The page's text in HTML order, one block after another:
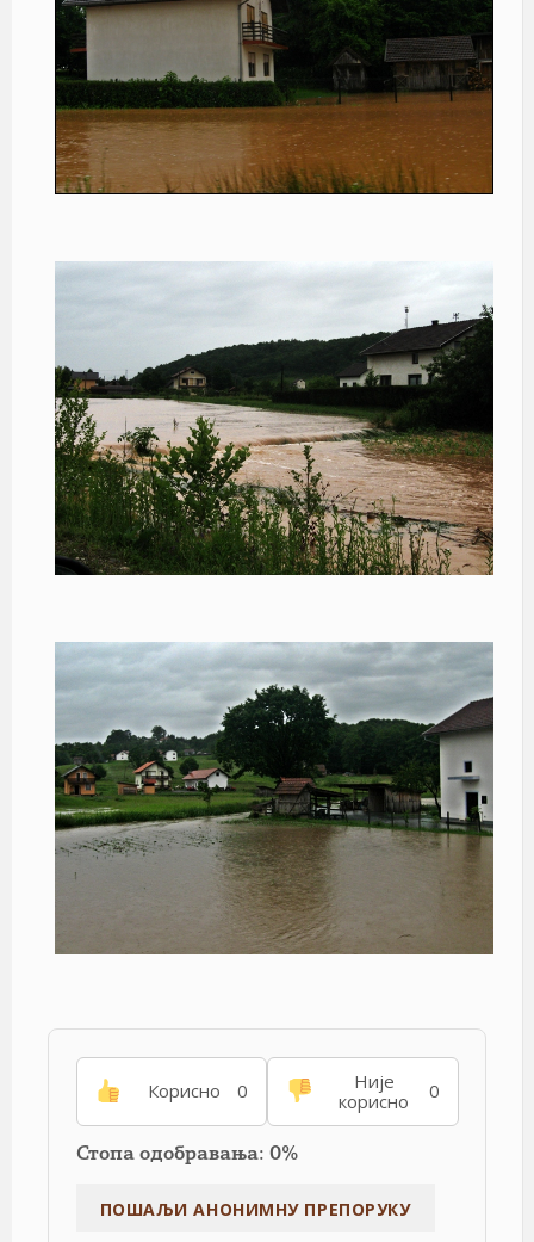
Корисно 0
Није
корисно
0
Стопа одобравања: 0%